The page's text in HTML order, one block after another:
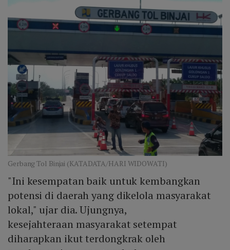
Gerbang Tol Binjai (KATADATA/HARI WIDOWATI)
"Ini kesempatan baik untuk kembangkan
potensi di daerah yang dikelola masyarakat
lokal," ujar dia. Ujungnya,
kesejahteraan masyarakat setempat
diharapkan ikut terdongkrak oleh